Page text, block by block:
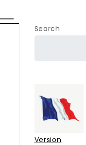
Search
Version